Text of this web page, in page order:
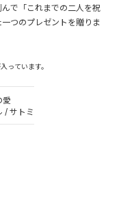
で「これまでの二人を祝
つのプレゼントを贈りま
っています。
愛
/ サトミ